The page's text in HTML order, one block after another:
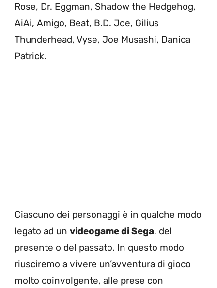
Rose, Dr. Eggman, Shadow the Hedgehog,
AiAi, Amigo, Beat, B.D. Joe, Gilius
Thunderhead, Vyse, Joe Musashi, Danica
Patrick.
Ciascuno dei personaggi è in qualche modo
legato ad un videogame di Sega, del
presente o del passato. In questo modo
riusciremo a vivere un’avventura di gioco
molto coinvolgente, alle prese con